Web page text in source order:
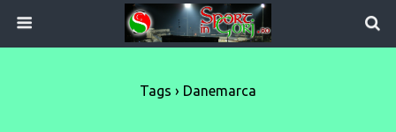
Tags › Danemarca